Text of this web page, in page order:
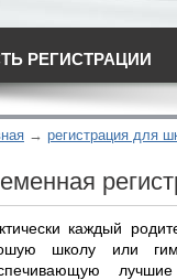
РЕГИСТРАЦИИ
регистрация для
каждый
школу или